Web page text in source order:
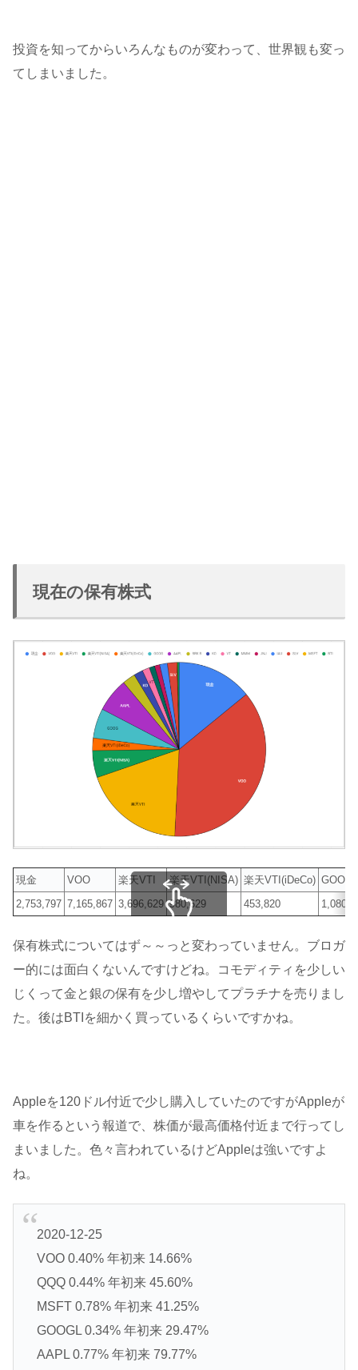
投資を知ってからいろんなものが変わって、世界観も変っ
てしまいました。
現在の保有株式
現金 VOO 楽天VTI 楽天VTI(NISA) 楽天VTI(iDeCo) GOOG
2,753,797 7,165,867 3,696,629 980,629 453,820
保有株式についてはず～～っと変わっていません。ブロガ
ー的には面白くないんですけどね。コモディティを少しい
じくって金と銀の保有を少し増やしてプラチナを売りまし
た。後はBTIを細かく買っているくらいですかね。
Appleを120ドル付近で少し購入していたのですがAppleが
車を作るという報道で、株価が最高価格付近まで行ってし
まいました。色々言われているけどAppleは強いですよ
ね。
2020-12-25
VOO 0.40% 年初来 14.66%
QQQ 0.44% 年初来 45.60%
MSFT 0.78% 年初来 41.25%
GOOGL 0.34% 年初来 29.47%
AAPL 0.77% 年初来 79.77%